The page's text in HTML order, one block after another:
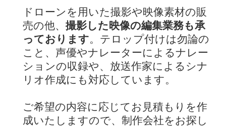
ドローンを用いた撮影や映像素材の販
売の他、 撮影した映像の編集業務も承
っております 。テロップ付けは勿論の
こと、声優やナレーターによるナレー
ションの収録や、放送作家によるシナ
リオ作成にも対応しています。
ご希望の内容に応じてお見積もりを作
成いたしますので、制作会社をお探し